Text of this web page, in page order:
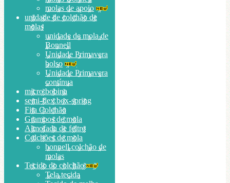
molas de apoio
unidade de colchão de
molas
unidade de mola de
Bonnell
Unidade Primavera
bolso
Unidade Primavera
contínua
micro bobina
semi-flex box-spring
Fita Colchão
Grampos de mola
Almofada de feltro
Colchões de mola
bonnell colchão de
molas
Tecido do colchão
Tela tecida